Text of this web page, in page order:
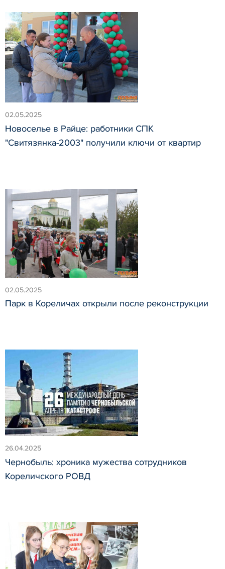
02.05.2025
Новоселье в Райце: работники СПК
"Свитязянка-2003" получили ключи от квартир
02.05.2025
Парк в Кореличах открыли после реконструкции
26.04.2025
Чернобыль: хроника мужества сотрудников
Кореличского РОВД